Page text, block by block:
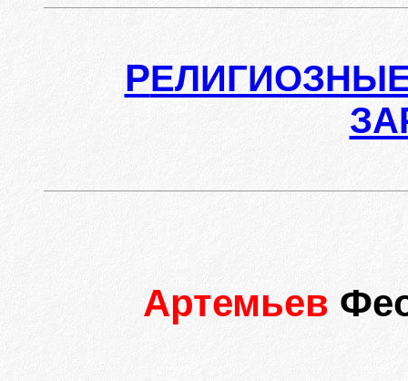
Р
Артемьев